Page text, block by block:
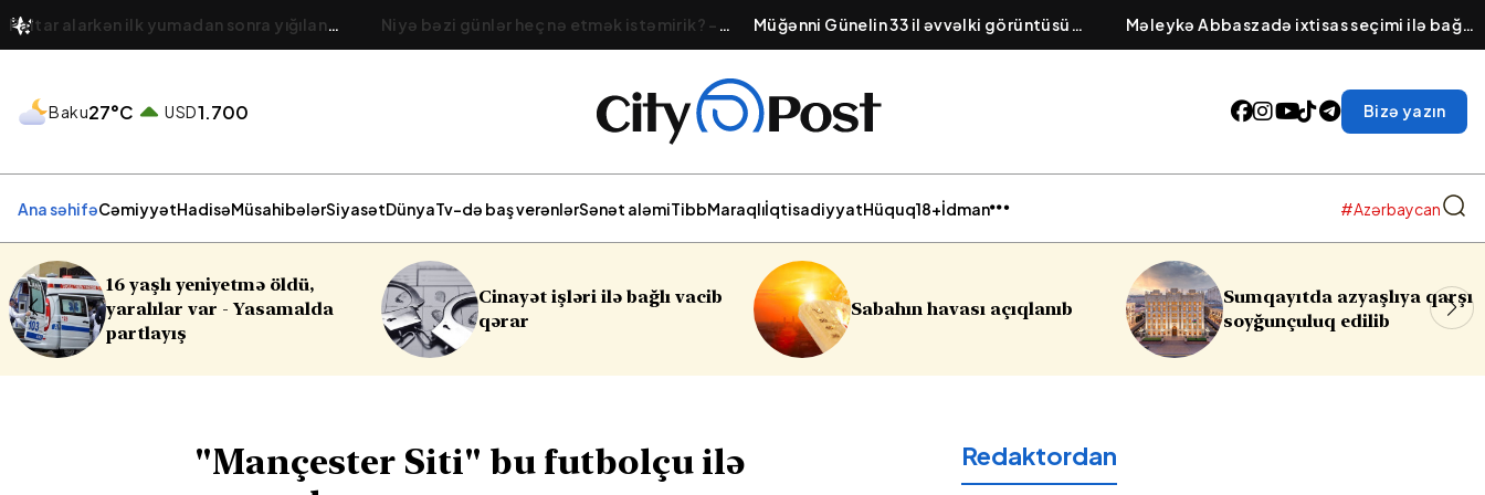
Paltar alarkən ilk yumadan sonra yığılan
parçaları necə tanıyaq?
Niyə bəzi günlər heç nə etmək istəmirik? –
Bədən yorğunluğunun fərqli forması
Müğənni Günelin 33 il əvvəlki görüntüsü
gündəm oldu - VİDEO
Məleykə Abbaszadə ixtisas seçimi ilə bağlı
danışdı - Yaxın günlərdə...
Baku27°C USD1.700 Bizə yazın
Ana səhifəCəmiyyətHadisəMüsahibələrSiyasətDünyaTv-də baş verənlərSənət aləmiTibbMaraqlıİqtisadiyyatHüquq18+İdman #Azərbaycan
Cinayət işləri ilə bağlı vacib
qərar
Sabahın havası açıqlanıb
Sumqayıtda azyaşlıya qarşı
soyğunçuluq edilib
Rəsmi Bakıdan İsrailə
reaksiya:
"Mançester Siti" bu futbolçu ilə
Redaktordan